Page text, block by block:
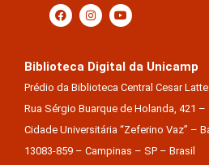
Biblioteca Digital da Unicamp
Prédio da Biblioteca Central Cesar
Rua Sérgio Buarque de Holanda, 421 –
Cidade Universitária “Zeferino Vaz” –
13083-859 – Campinas – SP – Brasil